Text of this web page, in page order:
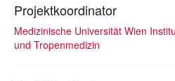
Projektkoordinator
Medizinische Universität Wien
und Tropenmedizin